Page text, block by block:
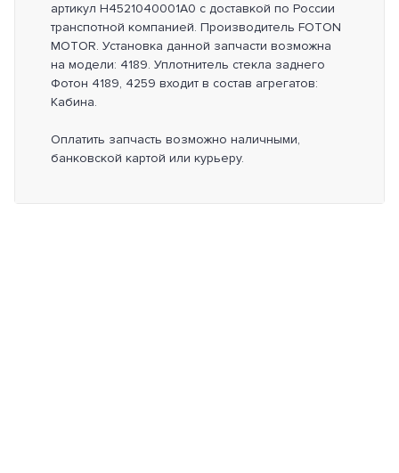
артикул H4521040001A0 с доставкой по России
транспотной компанией. Производитель FOTON
MOTOR. Установка данной запчасти возможна
на модели: 4189. Уплотнитель стекла заднего
Фотон 4189, 4259 входит в состав агрегатов:
Кабина.
Оплатить запчасть возможно наличными,
банковской картой или курьеру.